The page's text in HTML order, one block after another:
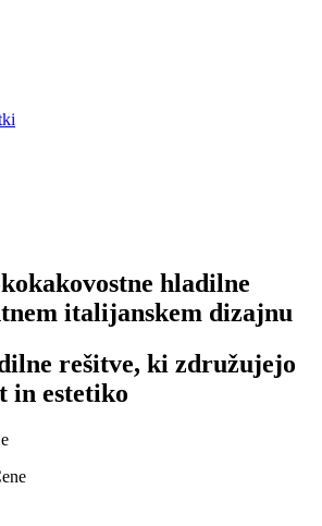
hladilne
italijanskem dizajnu
rešitve, ki združujejo
in estetiko